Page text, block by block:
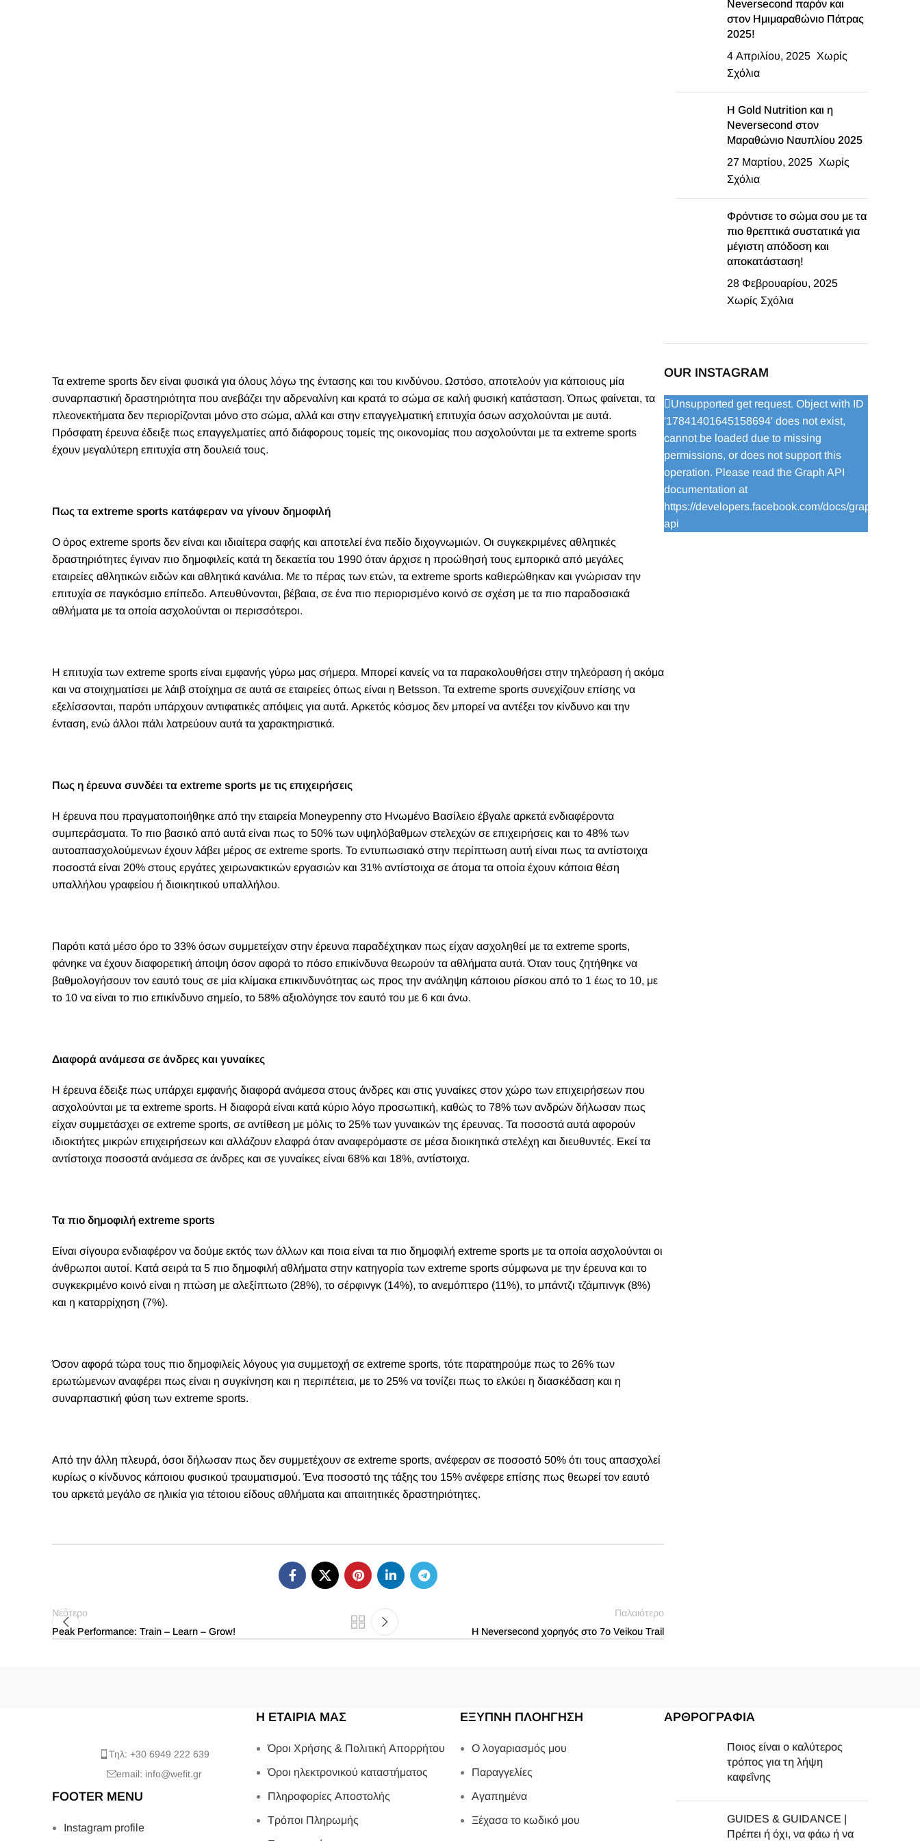
Τα extreme sports δεν είναι φυσικά για όλους λόγω της έντασης και του κινδύνου. Ωστόσο, αποτελούν για κάποιους μία
συναρπαστική δραστηριότητα που ανεβάζει την αδρεναλίνη και κρατά το σώμα σε καλή φυσική κατάσταση. Όπως φαίνεται, τα
πλεονεκτήματα δεν περιορίζονται μόνο στο σώμα, αλλά και στην επαγγελματική επιτυχία όσων ασχολούνται με αυτά.
Πρόσφατη έρευνα έδειξε πως επαγγελματίες από διάφορους τομείς της οικονομίας που ασχολούνται με τα extreme sports
έχουν μεγαλύτερη επιτυχία στη δουλειά τους.
Πως τα extreme sports κατάφεραν να γίνουν δημοφιλή
Ο όρος extreme sports δεν είναι και ιδιαίτερα σαφής και αποτελεί ένα πεδίο διχογνωμιών. Οι συγκεκριμένες αθλητικές
δραστηριότητες έγιναν πιο δημοφιλείς κατά τη δεκαετία του 1990 όταν άρχισε η προώθησή τους εμπορικά από μεγάλες
εταιρείες αθλητικών ειδών και αθλητικά κανάλια. Με το πέρας των ετών, τα extreme sports καθιερώθηκαν και γνώρισαν την
επιτυχία σε παγκόσμιο επίπεδο. Απευθύνονται, βέβαια, σε ένα πιο περιορισμένο κοινό σε σχέση με τα πιο παραδοσιακά
αθλήματα με τα οποία ασχολούνται οι περισσότεροι.
H επιτυχία των extreme sports είναι εμφανής γύρω μας σήμερα. Μπορεί κανείς να τα παρακολουθήσει στην τηλεόραση ή ακόμα
και να στοιχηματίσει με λάιβ στοίχημα σε αυτά σε εταιρείες όπως είναι η Betsson. Τα extreme sports συνεχίζουν επίσης να
εξελίσσονται, παρότι υπάρχουν αντιφατικές απόψεις για αυτά. Αρκετός κόσμος δεν μπορεί να αντέξει τον κίνδυνο και την
ένταση, ενώ άλλοι πάλι λατρεύουν αυτά τα χαρακτηριστικά.
Πως η έρευνα συνδέει τα extreme sports με τις επιχειρήσεις
Η έρευνα που πραγματοποιήθηκε από την εταιρεία Moneypenny στο Ηνωμένο Βασίλειο έβγαλε αρκετά ενδιαφέροντα
συμπεράσματα. Το πιο βασικό από αυτά είναι πως το 50% των υψηλόβαθμων στελεχών σε επιχειρήσεις και το 48% των
αυτοαπασχολούμενων έχουν λάβει μέρος σε extreme sports. Το εντυπωσιακό στην περίπτωση αυτή είναι πως τα αντίστοιχα
ποσοστά είναι 20% στους εργάτες χειρωνακτικών εργασιών και 31% αντίστοιχα σε άτομα τα οποία έχουν κάποια θέση
υπαλλήλου γραφείου ή διοικητικού υπαλλήλου.
Παρότι κατά μέσο όρο το 33% όσων συμμετείχαν στην έρευνα παραδέχτηκαν πως είχαν ασχοληθεί με τα extreme sports,
φάνηκε να έχουν διαφορετική άποψη όσον αφορά το πόσο επικίνδυνα θεωρούν τα αθλήματα αυτά. Όταν τους ζητήθηκε να
βαθμολογήσουν τον εαυτό τους σε μία κλίμακα επικινδυνότητας ως προς την ανάληψη κάποιου ρίσκου από το 1 έως το 10, με
το 10 να είναι το πιο επικίνδυνο σημείο, το 58% αξιολόγησε τον εαυτό του με 6 και άνω.
Διαφορά ανάμεσα σε άνδρες και γυναίκες
Η έρευνα έδειξε πως υπάρχει εμφανής διαφορά ανάμεσα στους άνδρες και στις γυναίκες στον χώρο των επιχειρήσεων που
ασχολούνται με τα extreme sports. Η διαφορά είναι κατά κύριο λόγο προσωπική, καθώς το 78% των ανδρών δήλωσαν πως
είχαν συμμετάσχει σε extreme sports, σε αντίθεση με μόλις το 25% των γυναικών της έρευνας. Τα ποσοστά αυτά αφορούν
ιδιοκτήτες μικρών επιχειρήσεων και αλλάζουν ελαφρά όταν αναφερόμαστε σε μέσα διοικητικά στελέχη και διευθυντές. Εκεί τα
αντίστοιχα ποσοστά ανάμεσα σε άνδρες και σε γυναίκες είναι 68% και 18%, αντίστοιχα.
Τα πιο δημοφιλή extreme sports
Είναι σίγουρα ενδιαφέρον να δούμε εκτός των άλλων και ποια είναι τα πιο δημοφιλή extreme sports με τα οποία ασχολούνται οι
άνθρωποι αυτοί. Κατά σειρά τα 5 πιο δημοφιλή αθλήματα στην κατηγορία των extreme sports σύμφωνα με την έρευνα και το
συγκεκριμένο κοινό είναι η πτώση με αλεξίπτωτο (28%), το σέρφινγκ (14%), το ανεμόπτερο (11%), το μπάντζι τζάμπινγκ (8%)
και η καταρρίχηση (7%).
Όσον αφορά τώρα τους πιο δημοφιλείς λόγους για συμμετοχή σε extreme sports, τότε παρατηρούμε πως το 26% των
ερωτώμενων αναφέρει πως είναι η συγκίνηση και η περιπέτεια, με το 25% να τονίζει πως το ελκύει η διασκέδαση και η
συναρπαστική φύση των extreme sports.
Από την άλλη πλευρά, όσοι δήλωσαν πως δεν συμμετέχουν σε extreme sports, ανέφεραν σε ποσοστό 50% ότι τους απασχολεί
κυρίως ο κίνδυνος κάποιου φυσικού τραυματισμού. Ένα ποσοστό της τάξης του 15% ανέφερε επίσης πως θεωρεί τον εαυτό
του αρκετά μεγάλο σε ηλικία για τέτοιου είδους αθλήματα και απαιτητικές δραστηριότητες.
Νεότερο
Peak Performance: Train – Learn – Grow!
Παλαιότερο
Η Neversecond χορηγός στο 7ο Veikou Trail
Neversecond παρόν και
στον Ημιμαραθώνιο Πάτρας
2025!
4 Απριλίου, 2025 Χωρίς
Σχόλια
Η Gold Nutrition και η
Neversecond στον
Μαραθώνιο Ναυπλίου 2025
27 Μαρτίου, 2025 Χωρίς
Σχόλια
Φρόντισε το σώμα σου με τα
πιο θρεπτικά συστατικά για
μέγιστη απόδοση και
αποκατάσταση!
28 Φεβρουαρίου, 2025
Χωρίς Σχόλια
OUR INSTAGRAM
Unsupported get request. Object with ID
'17841401645158694' does not exist,
cannot be loaded due to missing
permissions, or does not support this
operation. Please read the Graph API
documentation at
https://developers.facebook.com/docs/graph-
api
Τηλ: +30 6949 222 639
email: info@wefit.gr
FOOTER MENU
Instagram profile
Η ΕΤΑΙΡΙΑ ΜΑΣ
Όροι Χρήσης & Πολιτική Απορρήτου
Όροι ηλεκτρονικού καταστήματος
Πληροφορίες Αποστολής
Τρόποι Πληρωμής
ΕΞΥΠΝΗ ΠΛΟΗΓΗΣΗ
Ο λογαριασμός μου
Παραγγελίες
Αγαπημένα
Ξέχασα το κωδικό μου
ΑΡΘΡΟΓΡΑΦΙΑ
Ποιος είναι ο καλύτερος
τρόπος για τη λήψη
καφεΐνης
GUIDES & GUIDANCE |
Πρέπει ή όχι, να φάω ή να